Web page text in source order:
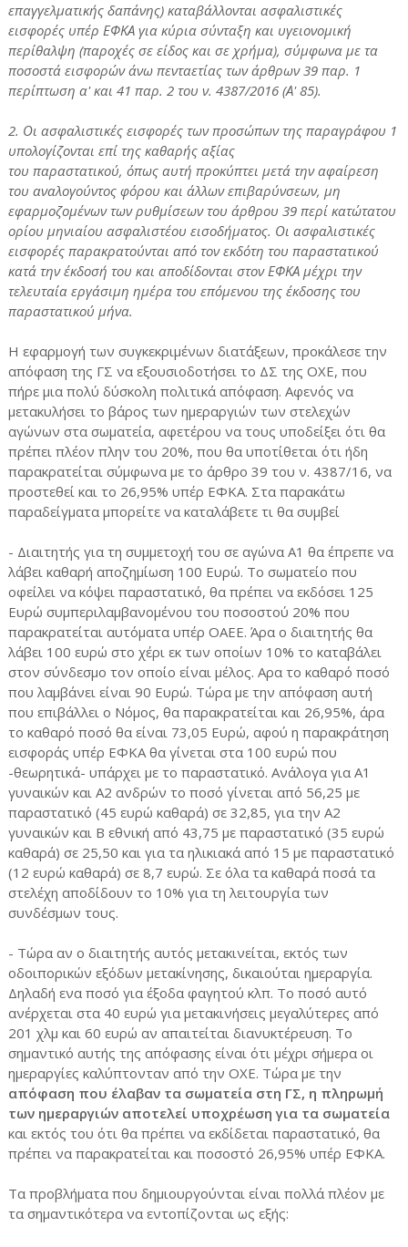
επαγγελματικής δαπάνης) καταβάλλονται ασφαλιστικές
εισφορές υπέρ ΕΦΚΑ για κύρια σύνταξη και υγειονομική
περίθαλψη (παροχές σε είδος και σε χρήμα), σύμφωνα με τα
ποσοστά εισφορών άνω πενταετίας των άρθρων 39 παρ. 1
περίπτωση α' και 41 παρ. 2 του ν. 4387/2016 (Α' 85).
2. Οι ασφαλιστικές εισφορές των προσώπων της παραγράφου 1
υπολογίζονται επί της καθαρής αξίας
του παραστατικού, όπως αυτή προκύπτει μετά την αφαίρεση
του αναλογούντος φόρου και άλλων επιβαρύνσεων, μη
εφαρμοζομένων των ρυθμίσεων του άρθρου 39 περί κατώτατου
ορίου μηνιαίου ασφαλιστέου εισοδήματος. Οι ασφαλιστικές
εισφορές παρακρατούνται από τον εκδότη του παραστατικού
κατά την έκδοσή του και αποδίδονται στον ΕΦΚΑ μέχρι την
τελευταία εργάσιμη ημέρα του επόμενου της έκδοσης του
παραστατικού μήνα.
Η εφαρμογή των συγκεκριμένων διατάξεων, προκάλεσε την
απόφαση της ΓΣ να εξουσιοδοτήσει το ΔΣ της ΟΧΕ, που
πήρε μια πολύ δύσκολη πολιτικά απόφαση. Αφενός να
μετακυλήσει το βάρος των ημεραργιών των στελεχών
αγώνων στα σωματεία, αφετέρου να τους υποδείξει ότι θα
πρέπει πλέον πλην του 20%, που θα υποτίθεται ότι ήδη
παρακρατείται σύμφωνα με το άρθρο 39 του ν. 4387/16, να
προστεθεί και το 26,95% υπέρ ΕΦΚΑ. Στα παρακάτω
παραδείγματα μπορείτε να καταλάβετε τι θα συμβεί
- Διαιτητής για τη συμμετοχή του σε αγώνα Α1 θα έπρεπε να
λάβει καθαρή αποζημίωση 100 Ευρώ. Το σωματείο που
οφείλει να κόψει παραστατικό, θα πρέπει να εκδόσει 125
Ευρώ συμπεριλαμβανομένου του ποσοστού 20% που
παρακρατείται αυτόματα υπέρ ΟΑΕΕ. Άρα ο διαιτητής θα
λάβει 100 ευρώ στο χέρι εκ των οποίων 10% το καταβάλει
στον σύνδεσμο τον οποίο είναι μέλος. Αρα το καθαρό ποσό
που λαμβάνει είναι 90 Ευρώ. Τώρα με την απόφαση αυτή
που επιβάλλει ο Νόμος, θα παρακρατείται και 26,95%, άρα
το καθαρό ποσό θα είναι 73,05 Ευρώ, αφού η παρακράτηση
εισφοράς υπέρ ΕΦΚΑ θα γίνεται στα 100 ευρώ που
-θεωρητικά- υπάρχει με το παραστατικό. Ανάλογα για Α1
γυναικών και Α2 ανδρών το ποσό γίνεται από 56,25 με
παραστατικό (45 ευρώ καθαρά) σε 32,85, για την Α2
γυναικών και Β εθνική από 43,75 με παραστατικό (35 ευρώ
καθαρά) σε 25,50 και για τα ηλικιακά από 15 με παραστατικό
(12 ευρώ καθαρά) σε 8,7 ευρώ. Σε όλα τα καθαρά ποσά τα
στελέχη αποδίδουν το 10% για τη λειτουργία των
συνδέσμων τους.
- Τώρα αν ο διαιτητής αυτός μετακινείται, εκτός των
οδοιπορικών εξόδων μετακίνησης, δικαιούται ημεραργία.
Δηλαδή ενα ποσό για έξοδα φαγητού κλπ. Το ποσό αυτό
ανέρχεται στα 40 ευρώ για μετακινήσεις μεγαλύτερες από
201 χλμ και 60 ευρώ αν απαιτείται διανυκτέρευση. Το
σημαντικό αυτής της απόφασης είναι ότι μέχρι σήμερα οι
ημεραργίες καλύπτονταν από την ΟΧΕ. Τώρα με την
απόφαση που έλαβαν τα σωματεία στη ΓΣ, η πληρωμή
των ημεραργιών αποτελεί υποχρέωση για τα σωματεία
και εκτός του ότι θα πρέπει να εκδίδεται παραστατικό, θα
πρέπει να παρακρατείται και ποσοστό 26,95% υπέρ ΕΦΚΑ.
Τα προβλήματα που δημιουργούνται είναι πολλά πλέον με
τα σημαντικότερα να εντοπίζονται ως εξής: